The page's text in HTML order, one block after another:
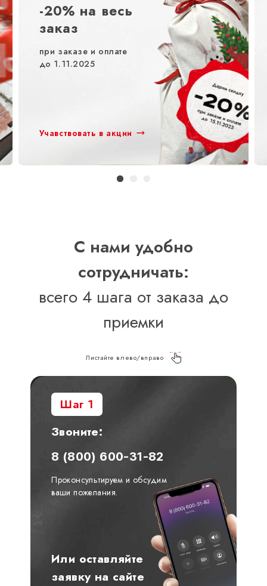
-20% на весь
заказ
при заказе и оплате
до 1.11.2025
Учавствовать в акции
С нами удобно
сотрудничать:
всего 4 шага от заказа до
приемки
Листайте влево/вправо
Шаг 1
Звоните:
8 (800) 600-31-82
Проконсультируем и обсудим
ваши пожелания.
Или оставляйте
заявку на сайте